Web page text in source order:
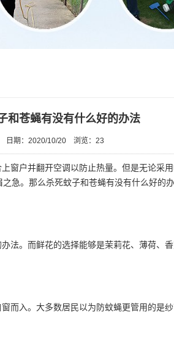
和苍蝇有没有什么好的办法
日期：2020/10/20 浏览： 23
上窗户并翻开空调以防止热量。但是无论采
急。那么杀死蚊子和苍蝇有没有什么好的
法。而鲜花的选择能够是茉莉花、薄荷、
而入。大多数居民以为防蚊蝇更管用的是纱